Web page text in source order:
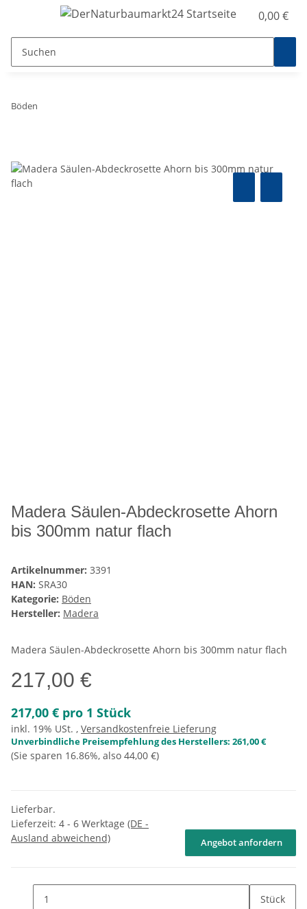
0,00 €
Böden
Madera Säulen-Abdeckrosette Ahorn
bis 300mm natur flach
Artikelnummer: 3391
HAN: SRA30
Kategorie: Böden
Hersteller: Madera
Madera Säulen-Abdeckrosette Ahorn bis 300mm natur flach
217,00 €
217,00 € pro 1 Stück
inkl. 19% USt. , Versandkostenfreie Lieferung
Unverbindliche Preisempfehlung des Herstellers: 261,00 €
(Sie sparen 16.86%, also 44,00 €)
Lieferbar.
Lieferzeit: 4 - 6 Werktage (DE -
Ausland abweichend)
Angebot anfordern
Stück